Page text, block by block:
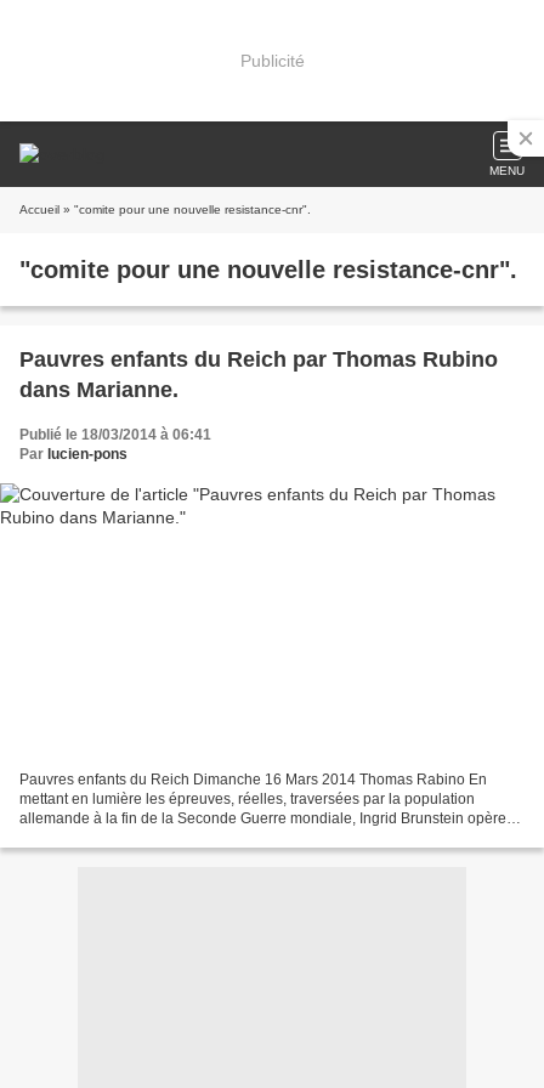
Publicité
MENU
Accueil » "comite pour une nouvelle resistance-cnr".
"comite pour une nouvelle resistance-cnr".
Pauvres enfants du Reich par Thomas Rubino
dans Marianne.
Publié le 18/03/2014 à 06:41
Par lucien-pons
Pauvres enfants du Reich Dimanche 16 Mars 2014 Thomas Rabino En
mettant en lumière les épreuves, réelles, traversées par la population
allemande à la fin de la Seconde Guerre mondiale, Ingrid Brunstein opère